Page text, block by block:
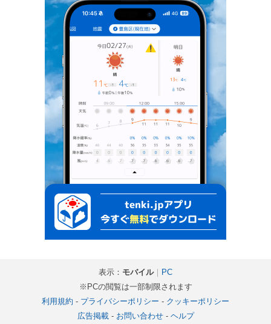
表示： モバイル｜ PC
※PCの閲覧は一部制限されます
利用規約 - プライバシーポリシー - クッキーポリシー
広告掲載- お問い合わせ- ヘルプ